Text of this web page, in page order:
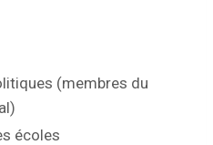
(membres du
écoles